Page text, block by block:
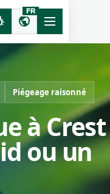
public
FR
Piégeage raisonné
à Crest
ou un